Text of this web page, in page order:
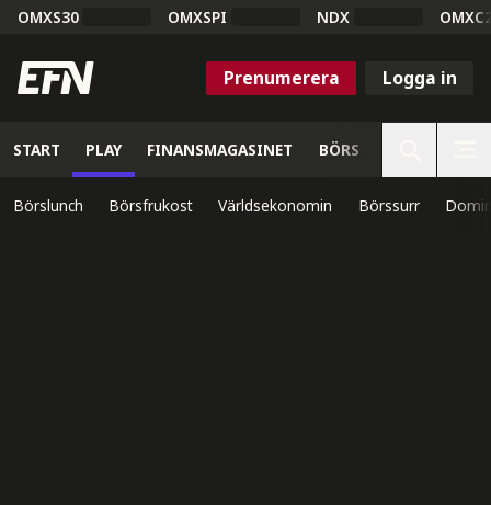
OMXS30 OMXSPI NDX
Prenumerera Logga in
START PLAY FINANSMAGASINET BÖRS
Börslunch Börsfrukost Världsekonomin Börssurr